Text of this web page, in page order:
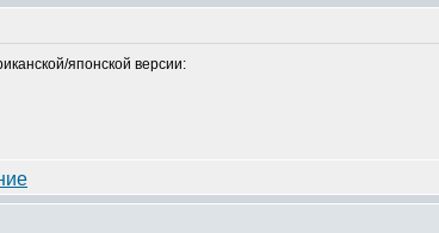
японской версии: